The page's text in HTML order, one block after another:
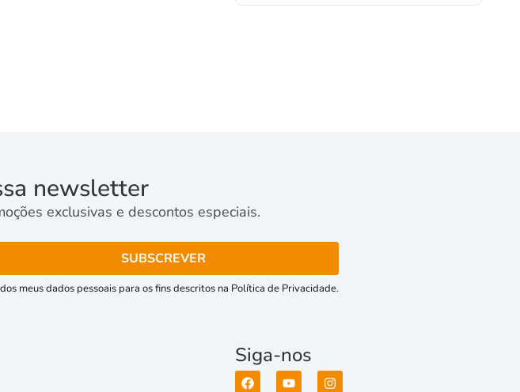
newsletter
exclusivas e descontos especiais.
meus dados pessoais para os fins descritos na Política de Privacidade.
Siga-nos